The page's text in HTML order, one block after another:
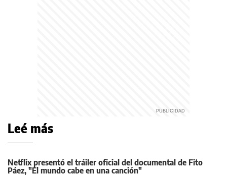
Leé más
Netflix presentó el tráiler oficial del documental de Fito
Páez, "El mundo cabe en una canción"